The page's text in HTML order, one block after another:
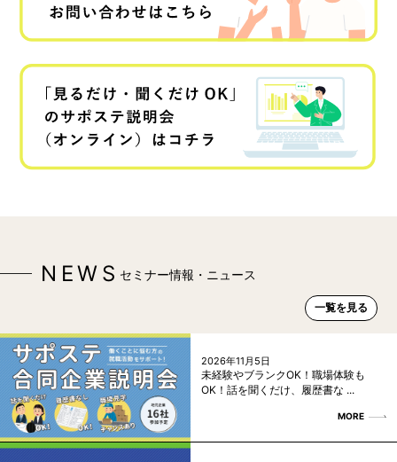
NEWS セミナー情報・ニュース
一覧を見る
2026年11月5日
未経験やブランクOK！職場体験も
OK！話を聞くだけ、履歴書な ...
MORE